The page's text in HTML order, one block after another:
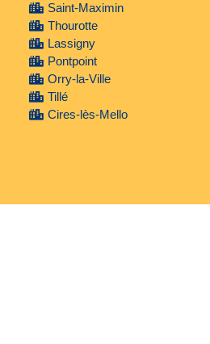
Saint-Maximin
Thourotte
Lassigny
Pontpoint
Orry-la-Ville
Tillé
Cires-lès-Mello